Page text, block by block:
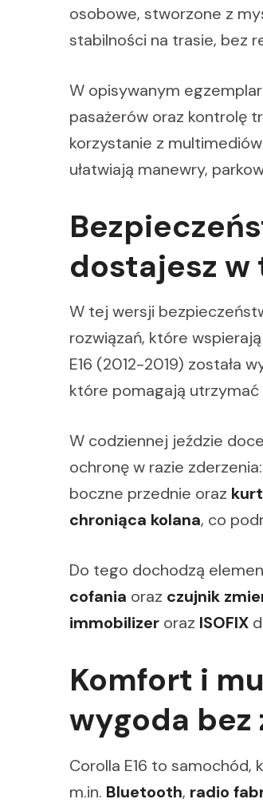
osobowe, stworzone z
stabilności na trasie, bez
W opisywanym
pasażerów oraz kontrolę
korzystanie z
ułatwiają manewry,
dostajesz w
W tej wersji
rozwiązań, które
E16 (2012-2019) została
które pomagają utrzymać
W codziennej jeździe
ochronę w razie
boczne przednie oraz
chroniąca kolana, co
Do tego dochodzą
cofania oraz czujnik
immobilizer oraz ISOFIX
Komfort i
wygoda
Corolla E16 to
m.in. Bluetooth, radio